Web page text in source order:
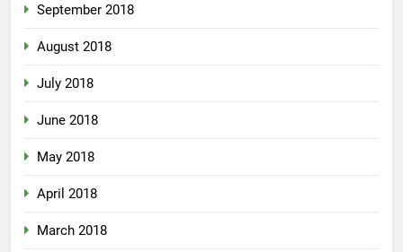
September 2018
August 2018
July 2018
June 2018
May 2018
April 2018
March 2018